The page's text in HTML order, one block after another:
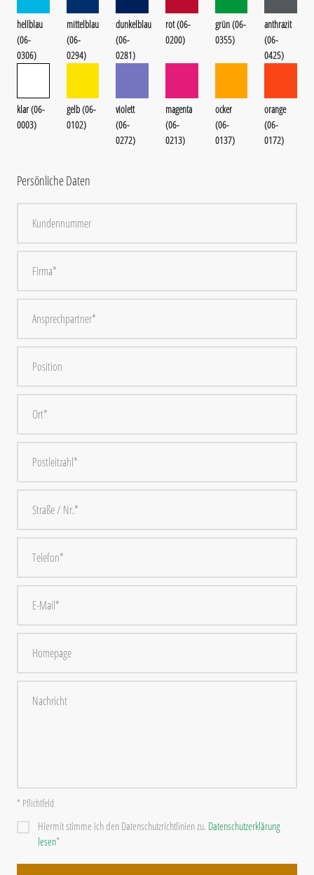
hellblau
(06-
0306)
mittelblau
(06-
0294)
dunkelblau
(06-
0281)
rot (06-
0200)
grün (06-
0355)
anthrazit
(06-
0425)
klar (06-
0003)
gelb (06-
0102)
violett
(06-
0272)
magenta
(06-
0213)
ocker
(06-
0137)
orange
(06-
0172)
Persönliche Daten
* Pflichtfeld
Hiermit stimme ich den Datenschutzrichtlinien zu. Datenschutzerklärung
lesen*